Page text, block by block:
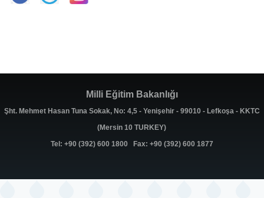
Milli Eğitim Bakanlığı
Şht. Mehmet Hasan Tuna Sokak, No: 4,5 - Yenişehir - 99010 - Lefkoşa - KKTC
(Mersin 10 TURKEY)
Tel: +90 (392) 600 1800 Fax: +90 (392) 600 1877